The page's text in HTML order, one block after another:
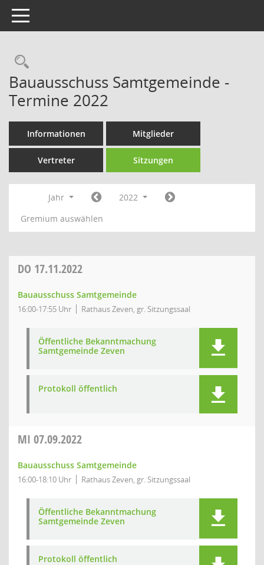
Toggle navigation
Rechercheauswahl
Bauausschuss Samtgemeinde -
Termine 2022
Informationen Mitglieder
Vertreter Sitzungen
Jahr
2022
Gremium auswählen
DO 17.11.2022
Bauausschuss Samtgemeinde
16:00-17:55 Uhr Rathaus Zeven, gr. Sitzungssaal
Öffentliche Bekanntmachung
Samtgemeinde Zeven
Protokoll öffentlich
MI 07.09.2022
Bauausschuss Samtgemeinde
16:00-18:10 Uhr Rathaus Zeven, gr. Sitzungssaal
Öffentliche Bekanntmachung
Samtgemeinde Zeven
Protokoll öffentlich